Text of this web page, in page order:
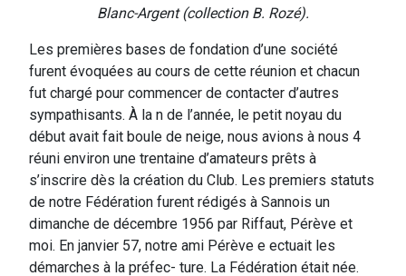
Blanc-Argent (collection B. Rozé).
Les premières bases de fondation d’une société
furent évoquées au cours de cette réunion et chacun
fut chargé pour commencer de contacter d’autres
sympathisants. À la n de l’année, le petit noyau du
début avait fait boule de neige, nous avions à nous 4
réuni environ une trentaine d’amateurs prêts à
s’inscrire dès la création du Club. Les premiers statuts
de notre Fédération furent rédigés à Sannois un
dimanche de décembre 1956 par Riffaut, Pérève et
moi. En janvier 57, notre ami Pérève e ectuait les
démarches à la préfec- ture. La Fédération était née.